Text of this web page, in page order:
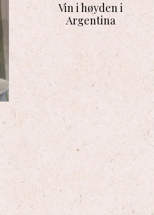
Vin i høyden i
Argentina